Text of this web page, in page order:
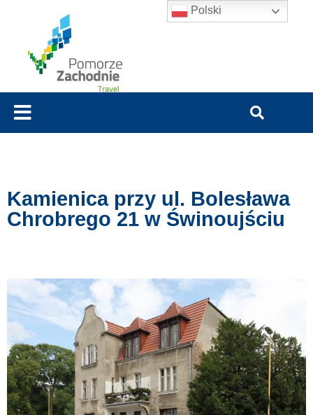
Kamienica przy ul. Bolesława
Chrobrego 21 w Świnoujściu
Polski